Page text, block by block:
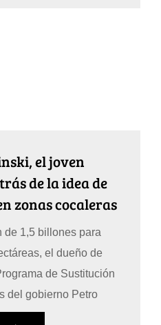
el joven
de la idea de
zonas cocaleras
de 1,5 billones para
el dueño de
de Sustitución
del gobierno Petro